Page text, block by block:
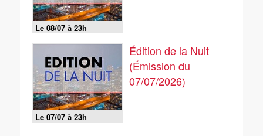
Le 08/07 à 23h
Le 07/07 à 23h
Édition de la Nuit
(Émission du
07/07/2026)